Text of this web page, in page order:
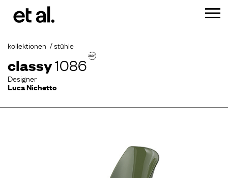
kollektionen stühle
classy1086
Designer
Luca Nichetto